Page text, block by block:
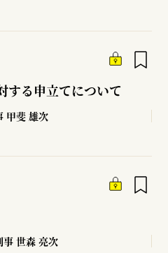
する申立てについて
甲斐 雄次
事 世森 亮次